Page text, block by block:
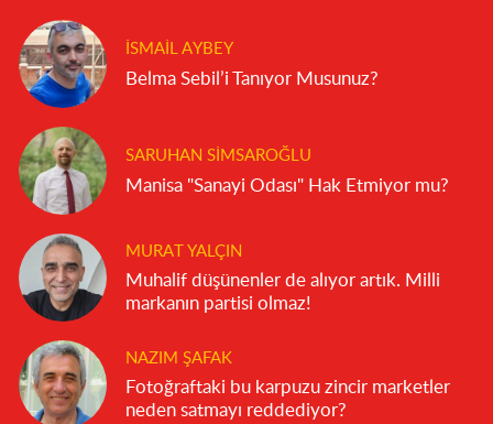
İSMAIL AYBEY
Belma Sebil’i Tanıyor Musunuz?
SARUHAN SIMSAROĞLU
Manisa "Sanayi Odası" Hak Etmiyor mu?
MURAT YALÇIN
Muhalif düşünenler de alıyor artık. Milli
markanın partisi olmaz!
NAZIM ŞAFAK
Fotoğraftaki bu karpuzu zincir marketler
neden satmayı reddediyor?